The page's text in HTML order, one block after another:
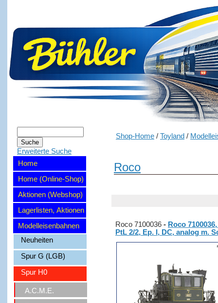
Erweiterte Suche
Home
Home (Online-Shop)
Aktionen (Webshop)
Lagerlisten, Aktionen
Modelleisenbahnen
Neuheiten
Spur G (LGB)
Spur H0
A.C.M.E.
Shop-Home / Toyland /
Roco
Roco 7100036 - Roco
PtL 2/2, Ep. I, DC, analog m.